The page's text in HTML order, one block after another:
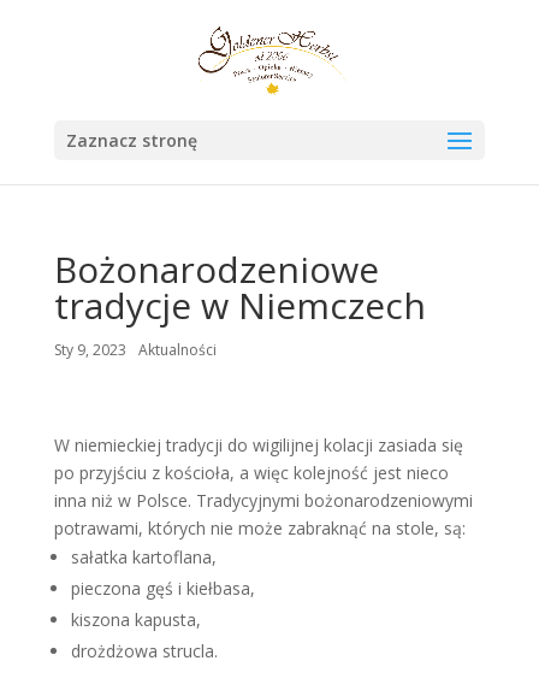
Zaznacz stronę
Bożonarodzeniowe
tradycje w Niemczech
Sty 9, 2023 Aktualności
W niemieckiej tradycji do wigilijnej kolacji zasiada się
po przyjściu z kościoła, a więc kolejność jest nieco
inna niż w Polsce. Tradycyjnymi bożonarodzeniowymi
potrawami, których nie może zabraknąć na stole, są:
sałatka kartoflana,
pieczona gęś i kiełbasa,
kiszona kapusta,
drożdżowa strucla.